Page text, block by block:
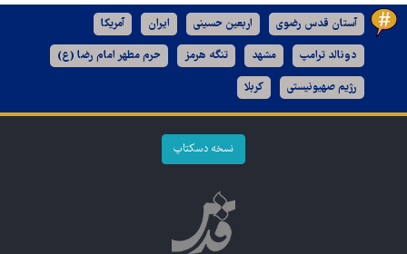
آستان قدس رضوی اربعین حسینی ایران آمریکا
دونالد ترامپ مشهد تنگه هرمز حرم مطهر امام رضا (ع)
رژیم صهیونیستی کربلا
نسخه دسکتاپ